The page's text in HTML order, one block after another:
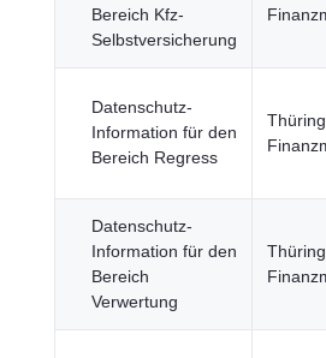
Bereich Kfz-
Selbstversicherung
Datenschutz-
Information für den
Bereich Regress
Datenschutz-
Information für den
Bereich
Verwertung